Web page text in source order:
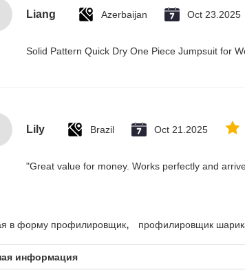
Liang Azerbaijan Oct 23.2025
Solid Pattern Quick Dry One Piece Jumpsuit for
Lily Brazil Oct 21.2025
"Great value for money. Works perfectly and
в форму профилировщик, профилировщик
информация